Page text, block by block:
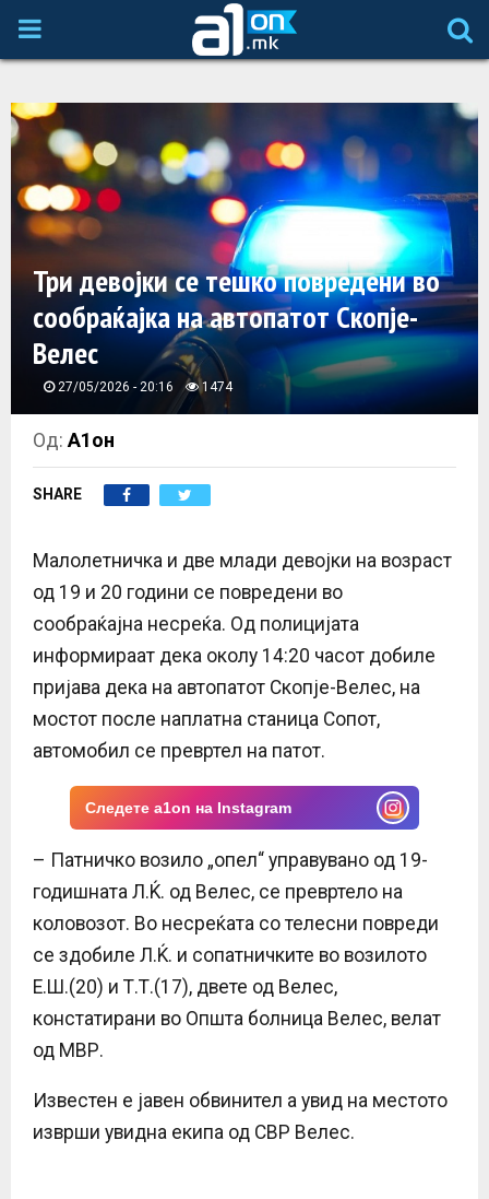
P
I
M
A
R
M
E
N
U
Три девојки се тешко повредени во
сообраќајка на автопатот Скопје-
Велес
27/05/2026 - 20:16 1474
Од:А1он
SHARE
Малолетничка и две млади девојки на возраст
од 19 и 20 години се повредени во
сообраќајна несреќа. Од полицијата
информираат дека околу 14:20 часот добиле
пријава дека на автопатот Скопје-Велес, на
мостот после наплатна станица Сопот,
автомобил се превртел на патот.
Следете a1on на Instagram
– Патничко возило „опел“ управувано од 19-
годишната Л.Ќ. од Велес, се превртело на
коловозот. Во несреќата со телесни повреди
се здобилe Л.Ќ. и сопатничките во возилото
Е.Ш.(20) и Т.Т.(17), двете од Велес,
констатирани во Општа болница Велес, велат
од МВР.
Известен е јавен обвинител а увид на местото
изврши увидна екипа од СВР Велес.